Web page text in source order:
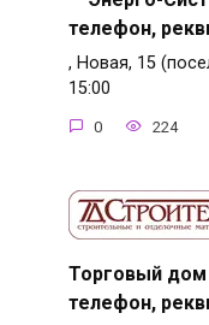
телефон,
, Новая, 15
15:00
0 224
Торговый
телефон,